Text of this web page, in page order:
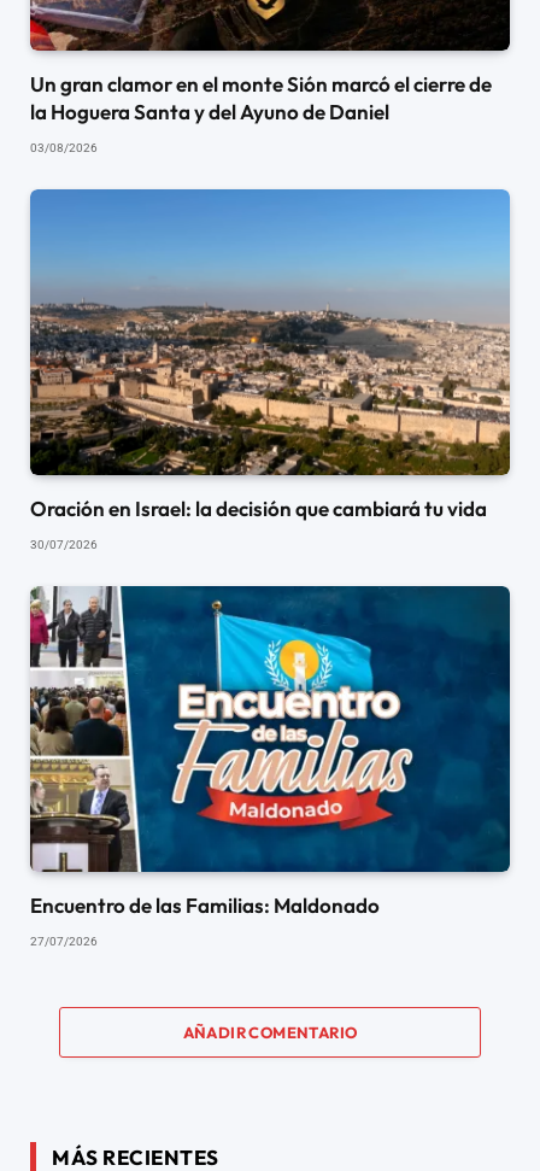
Un gran clamor en el monte Sión marcó el cierre de
la Hoguera Santa y del Ayuno de Daniel
03/08/2026
Oración en Israel: la decisión que cambiará tu vida
30/07/2026
Encuentro de las Familias: Maldonado
27/07/2026
AÑADIR COMENTARIO
MÁS RECIENTES